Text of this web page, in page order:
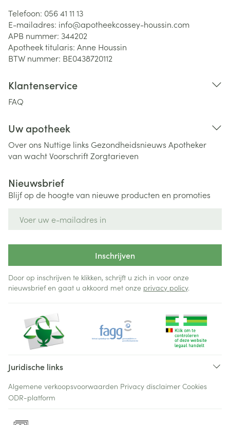
Telefoon: 056 41 11 13
E-mailadres: info@apotheekcossey-houssin.com
APB nummer: 344202
Apotheek titularis: Anne Houssin
BTW nummer: BE0438720112
Klantenservice
FAQ
Uw apotheek
Over ons Nuttige links Gezondheidsnieuws Apotheker
van wachtVoorschriftZorgtarieven
Nieuwsbrief
Blijf op de hoogte van nieuwe producten en promoties
Inschrijven
Door op inschrijven te klikken, schrijft u zich in voor onze
nieuwsbrief en gaat u akkoord met onze privacy policy.
Juridische links
Algemene verkoopsvoorwaarden Privacy disclaimer Cookies
ODR-platform